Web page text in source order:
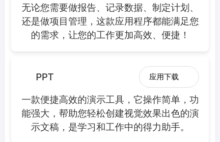
无论您需要做报告、记录数据、制定计划、
还是做项目管理，这款应用程序都能满足您
的需求，让您的工作更加高效、便捷！
PPT 应用下载
一款便捷高效的演示工具，它操作简单，功
能强大，帮助您轻松创建视觉效果出色的演
示文稿，是学习和工作中的得力助手。